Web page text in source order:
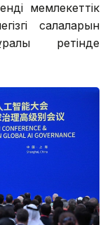
мемлекеттік
салаларын
ретінде